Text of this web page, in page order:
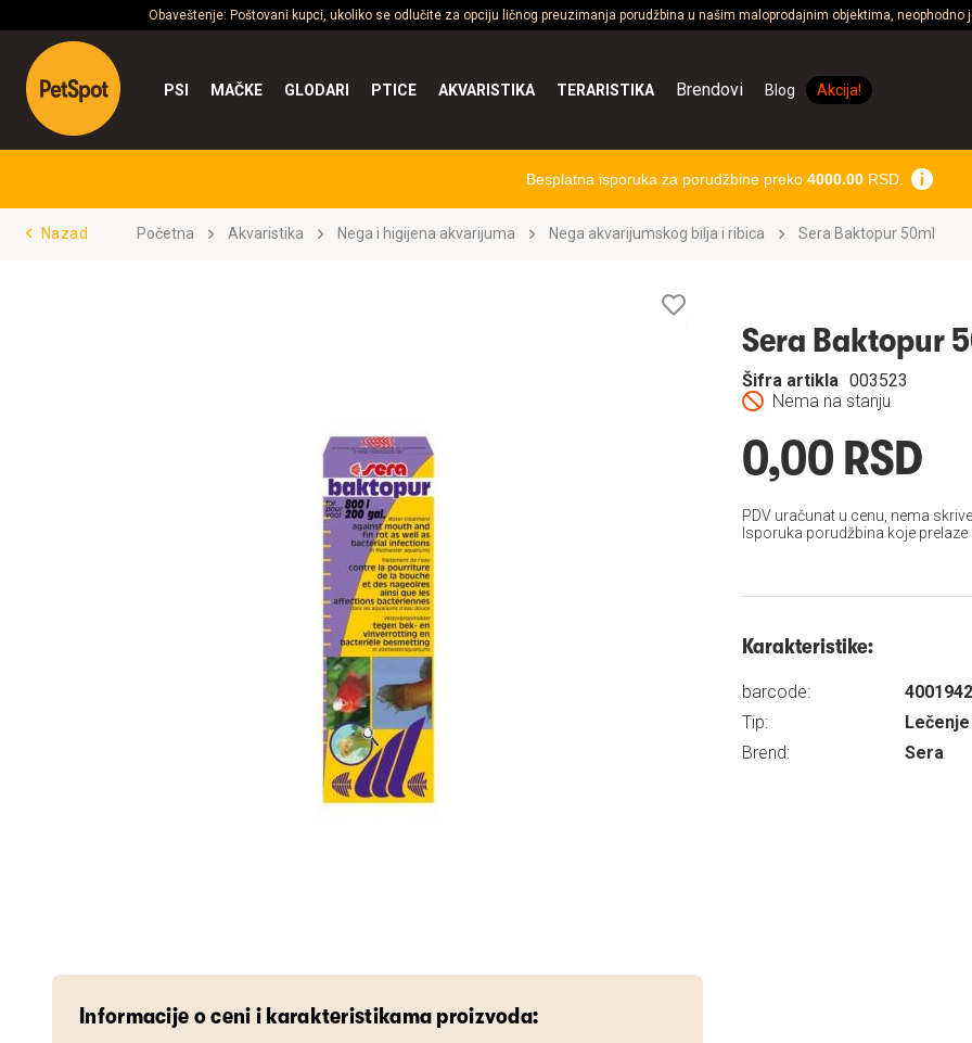
Obaveštenje: Poštovani kupci, ukoliko se odlučite za opciju ličnog preuzimanja porudžbina u našim maloprodajnim objektima,
PSI MAČKE GLODARI PTICE AKVARISTIKA TERARISTIKA Brendovi Blog Akcija!
Besplatna isporuka za porudžbine preko 4000.00RSD.
Nazad Početna Akvaristika Nega i higijena akvarijuma Nega akvarijumskog bilja i ribica Sera Baktopur 50ml
Informacije o ceni i karakteristikama proizvoda:
želja
Sera Baktopur
Nema na stanju
Šifra artikla 003523
0,00 RSD
PDV uračunat u cenu, nema
Isporuka porudžbina koje
Karakteristike:
barcode:
Tip:
Brend:
Sera